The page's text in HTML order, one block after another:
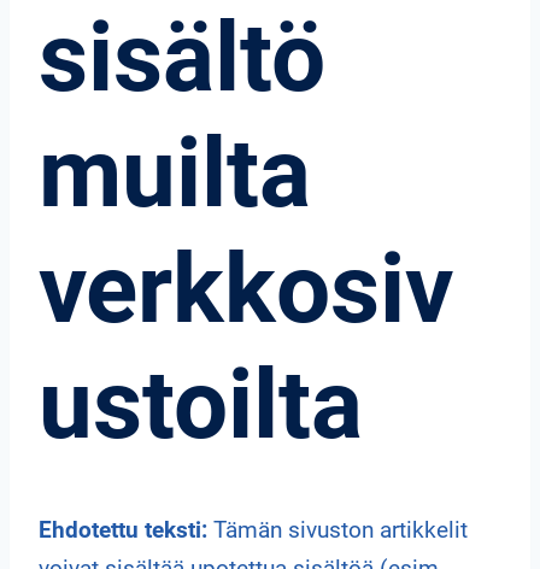
sisältö
muilta
verkkosiv
ustoilta
Ehdotettu teksti: Tämän sivuston artikkelit